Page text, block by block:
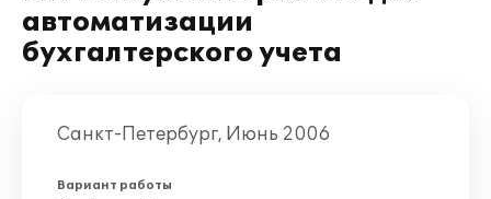
автоматизации
бухгалтерского учета
Санкт-Петербург, Июнь 2006
Вариант работы